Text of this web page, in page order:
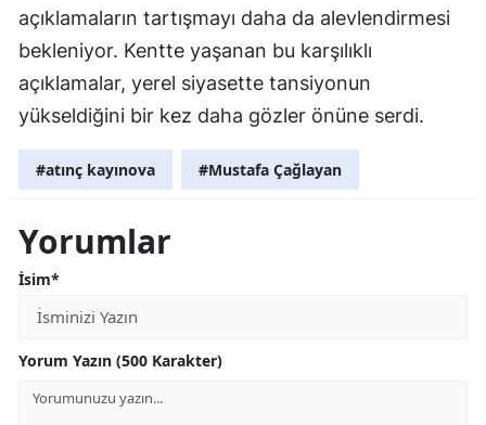
açıklamaların tartışmayı daha da alevlendirmesi
bekleniyor. Kentte yaşanan bu karşılıklı
açıklamalar, yerel siyasette tansiyonun
yükseldiğini bir kez daha gözler önüne serdi.
#atınç kayınova #Mustafa Çağlayan
Yorumlar
İsim*
Yorum Yazın (500 Karakter)